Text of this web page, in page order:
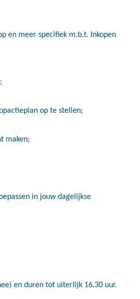
en meer specifiek m.b.t. Inkopen
op te stellen;
maken;
in jouw dagelijkse
en duren tot uiterlijk 16.30 uur.